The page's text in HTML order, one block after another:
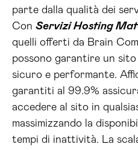
parte dalla qualità dei
Con Servizi Hosting
quelli offerti da Brain
possono garantire un sito
sicuro e performante.
garantiti al 99.9%
accedere al sito in
massimizzando la
tempi di inattività. La